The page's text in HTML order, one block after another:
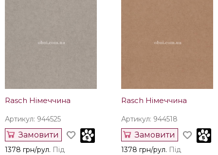
Rasch Німеччина
Артикул: 944525
Замовити
1378 грн/рул. Під
Rasch Німеччина
Артикул: 944518
Замовити
1378 грн/рул. Під